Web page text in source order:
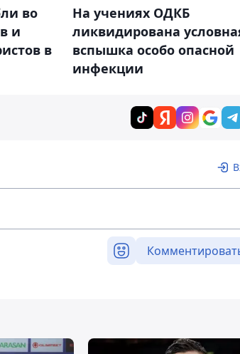
во
и
в
На учениях ОДКБ
ликвидирована
вспышка особо опасной
инфекции